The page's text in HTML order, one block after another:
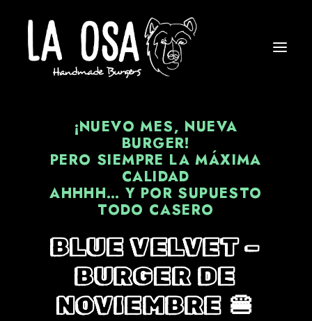
¡NUEVO MES, NUEVA
BURGER!
PERO SIEMPRE LA MÁXIMA
CALIDAD
AHHHH… Y POR SUPUESTO
TODO CASERO
BLUE VELVET –
BURGER DE
NOVIEMBRE 🍔